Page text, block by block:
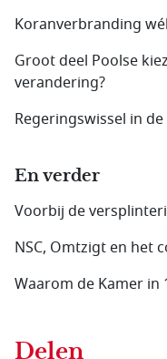
Koranverbranding
Groot deel Poolse
verandering?
Regeringswissel in
En verder
Voorbij de
NSC, Omtzigt en het
Waarom de Kamer in
Delen